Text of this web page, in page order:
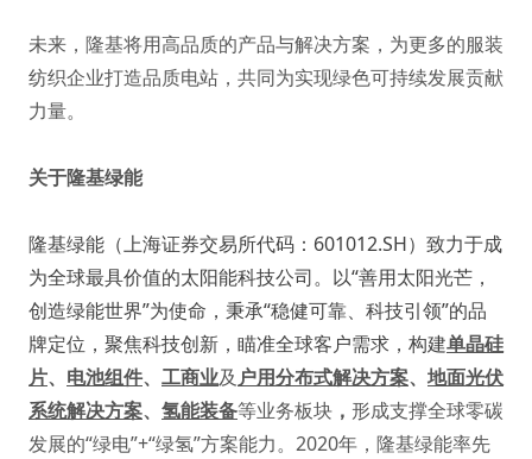
未来，隆基将用高品质的产品与解决方案，为更多的服装
纺织企业打造品质电站，共同为实现绿色可持续发展贡献
力量。
关于隆基绿能
隆基绿能（上海证券交易所代码：601012.SH）致力于成
为全球最具价值的太阳能科技公司。以“善用太阳光芒，
创造绿能世界”为使命，秉承“稳健可靠、科技引领”的品
牌定位，聚焦科技创新，瞄准全球客户需求，构建单晶硅
片、 电池组件、 工商业及 户用分布式解决方案、 地面光伏
系统解决方案、 氢能装备等业务板块 ， 形成支撑全球零碳
发展的“绿电”+“绿氢”方案能力。2020年，隆基绿能率先